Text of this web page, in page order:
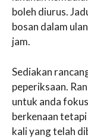
boleh diurus.
bosan dalam
jam.
Sediakan
peperiksaan.
untuk anda
berkenaan
kali yang telah